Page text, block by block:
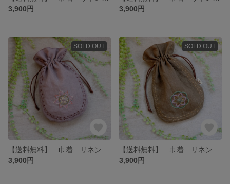
3,900円
3,900円
SOLD OUT
3,900円
SOLD OUT
3,900円